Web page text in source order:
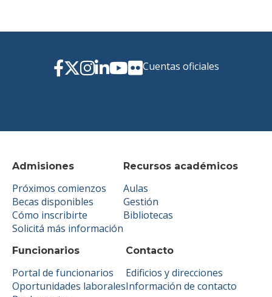
Admisiones
Próximos comienzos
Becas disponibles
Cómo inscribirte
Solicitá más información
Recursos académicos
Aulas
Gestión
Bibliotecas
Funcionarios
Portal de funcionarios
Oportunidades laborales
Contacto
Edificios y direcciones
Información de contacto
Cuentas oficiales